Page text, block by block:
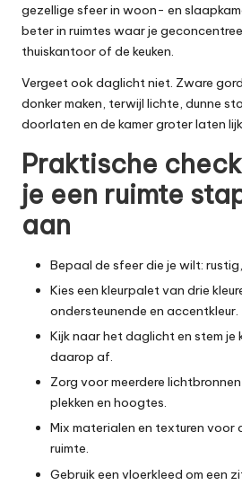
gezellige sfeer in woon- en
beter in ruimtes waar je
thuiskantoor of de keuken.
Vergeet ook daglicht niet. Zware
donker maken, terwijl lichte, dunne
doorlaten en de kamer groter laten
Praktische
je een ruimte
aan
Bepaal de sfeer die je wilt:
Kies een kleurpalet van drie
ondersteunende en accentkleur.
Kijk naar het daglicht en stem je
daarop af.
Zorg voor meerdere
plekken en hoogtes.
Mix materialen en texturen voor
ruimte.
Gebruik een vloerkleed om een